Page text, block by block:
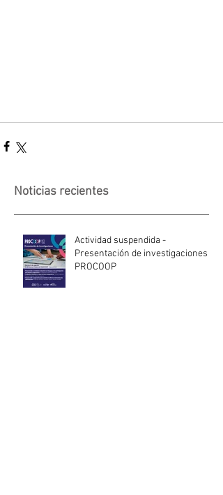
Noticias recientes
Actividad suspendida -
Presentación de investigaciones -
PROCOOP